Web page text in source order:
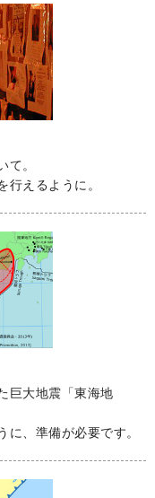
て。
行えるように。
巨大地震「東海地
、準備が必要です。